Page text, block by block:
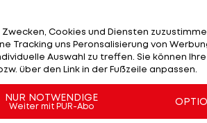
Gedenkfeier am Sonntag soll an
das Sicherheitsdenken einiger
möglich zu sein, ohne in einem
erinnert sich mit Schrecken an den
Es ist schwer zu glauben, dass
Cookies und Diensten
Tracking uns Peronsalisierung von
Auswahl zu treffen. Sie können
über den Link in der Fußzeile anpassen.
NUR NOTWENDIGE
Weiter mit PUR-Abo